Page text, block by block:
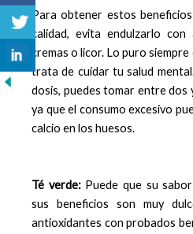
Para obtener estos
calidad, evita endulzarlo
cremas o licor. Lo puro
trata de cuidar tu salud
dosis, puedes tomar entre dos
ya que el consumo excesivo
calcio en los huesos.
Té verde:Puede que su
sus beneficios son muy
antioxidantes con probados